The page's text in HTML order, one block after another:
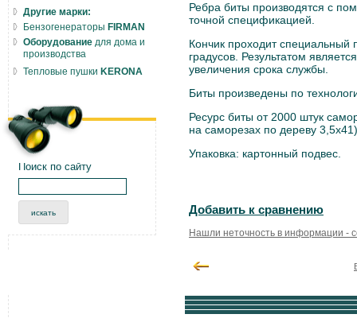
Ребра биты производятся с
точной спецификацией.
Кончик проходит специальный
градусов. Результатом
увеличения срока службы.
Биты произведены по
Ресурс биты от 2000 штук
на саморезах по дереву
Упаковка: картонный подвес.
Добавить к сравнению
Нашли неточность в информации -
Другие марки:
Бензогенераторы FIRMAN
Оборудование для дома и
производства
Тепловые пушки KERONA
Поиск по сайту